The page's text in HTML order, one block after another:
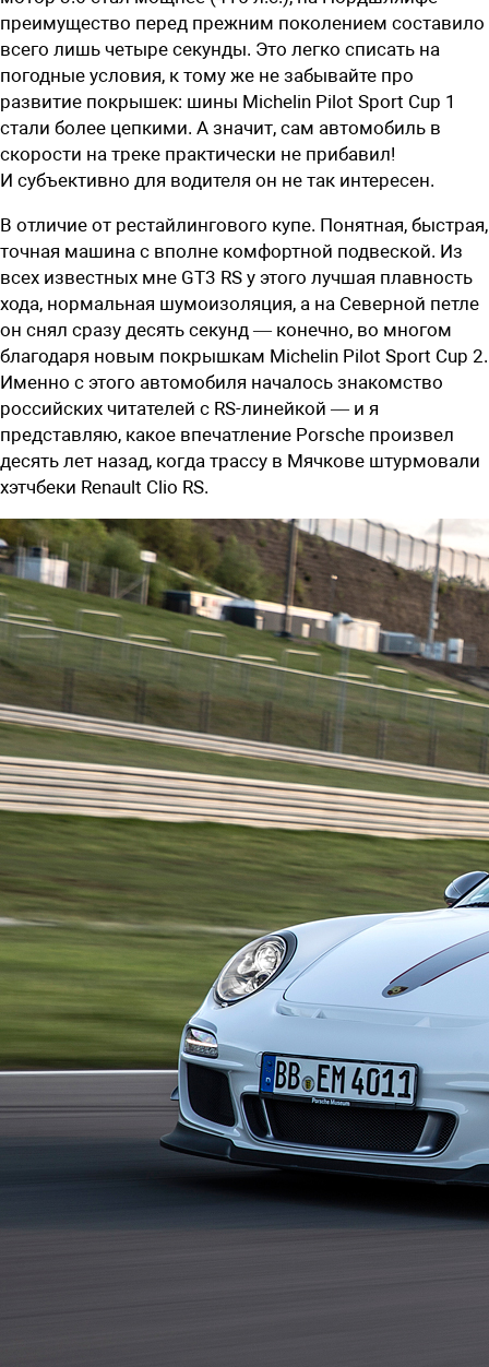
преимущество перед прежним поколением составило
всего лишь четыре секунды. Это легко списать на
погодные условия, к тому же не забывайте про
развитие покрышек: шины Michelin Pilot Sport Cup 1
стали более цепкими. А значит, сам автомобиль в
скорости на треке практически не прибавил!
И субъективно для водителя он не так интересен.
В отличие от рестайлингового купе. Понятная, быстрая,
точная машина с вполне комфортной подвеской. Из
всех известных мне GT3 RS у этого лучшая плавность
хода, нормальная шумоизоляция, а на Северной петле
он снял сразу десять секунд — конечно, во многом
благодаря новым покрышкам Michelin Pilot Sport Cup 2.
Именно с этого автомобиля началось знакомство
российских читателей с RS-линейкой — и я
представляю, какое впечатление Porsche произвел
десять лет назад, когда трассу в Мячкове штурмовали
­хэтчбеки Renault Clio RS.